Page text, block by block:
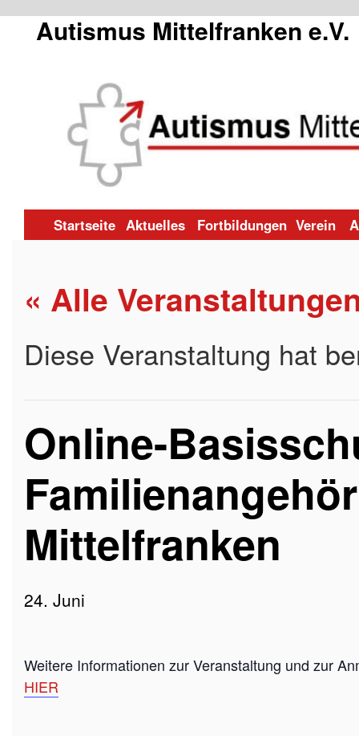
Autismus Mittelfranken e.V.
Zum
springen
Startseite Aktuelles Fortbildungen Verein
« Alle
Diese Veranstaltung hat
Online-
Mittelfranken
24. Juni
Weitere Informationen zur Veranstaltung und zur
HIER